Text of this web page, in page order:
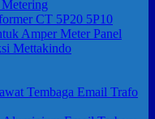
CT 5P20 5P10
Amper Meter Panel
Mettakindo
Tembaga Email Trafo